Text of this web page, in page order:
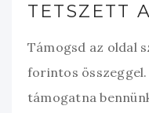
TETSZETT
Támogsd az oldal
forintos
támogatna